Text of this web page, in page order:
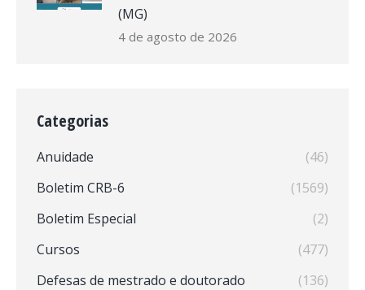
(MG)
4 de agosto de 2026
Categorias
Anuidade
(46)
Boletim CRB-6
(1569)
Boletim Especial
(2)
Cursos
(477)
Defesas de mestrado e doutorado
(136)